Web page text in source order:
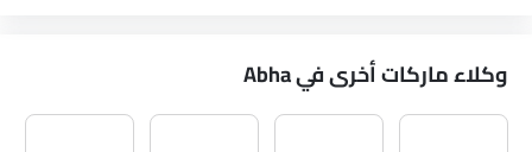
وكلاء ماركات أخرى في Abha